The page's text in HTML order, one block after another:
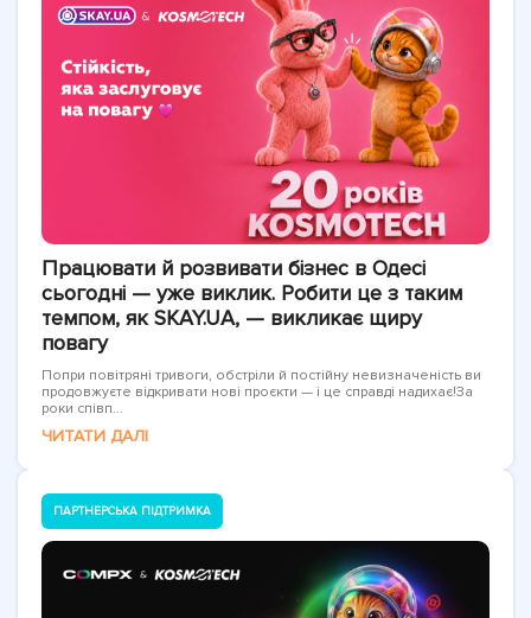
Працювати й розвивати бізнес в Одесі
сьогодні — уже виклик. Робити це з таким
темпом, як SKAY.UA, — викликає щиру
повагу
Попри повітряні тривоги, обстріли й постійну невизначеність ви
продовжуєте відкривати нові проєкти — і це справді надихає!За
роки співп...
ЧИТАТИ ДАЛІ
ПАРТНЕРСЬКА ПІДТРИМКА